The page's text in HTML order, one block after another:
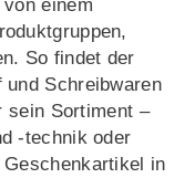
einem
So findet der
und Schreibwaren
sein Sortiment –
-technik oder
in